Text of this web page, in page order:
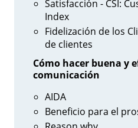
Satisfacción - CSI:
Index
Fidelización de los
de clientes
Cómo hacer buena y
comunicación
AIDA
Beneficio para el